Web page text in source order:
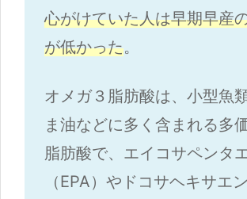
心がけていた人は早期早産
が低かった。
オメガ３脂肪酸は、小型魚
ま油などに多く含まれる多
脂肪酸で、エイコサペンタ
（EPA）やドコサヘキサエ